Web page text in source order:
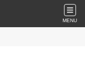
MENU